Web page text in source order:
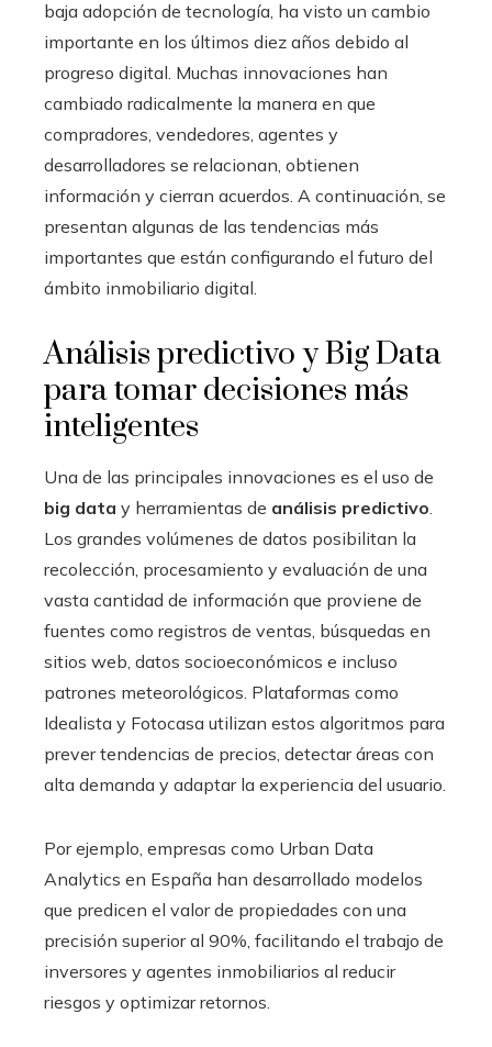
baja adopción de tecnología, ha visto un cambio
importante en los últimos diez años debido al
progreso digital. Muchas innovaciones han
cambiado radicalmente la manera en que
compradores, vendedores, agentes y
desarrolladores se relacionan, obtienen
información y cierran acuerdos. A continuación, se
presentan algunas de las tendencias más
importantes que están configurando el futuro del
ámbito inmobiliario digital.
Análisis predictivo y Big Data
para tomar decisiones más
inteligentes
Una de las principales innovaciones es el uso de
big data y herramientas de análisis predictivo
Los grandes volúmenes de datos posibilitan la
recolección, procesamiento y evaluación de una
vasta cantidad de información que proviene de
fuentes como registros de ventas, búsquedas en
sitios web, datos socioeconómicos e incluso
patrones meteorológicos. Plataformas como
Idealista y Fotocasa utilizan estos algoritmos para
prever tendencias de precios, detectar áreas con
alta demanda y adaptar la experiencia del usuario.
Por ejemplo, empresas como Urban Data
Analytics en España han desarrollado modelos
que predicen el valor de propiedades con una
precisión superior al 90%, facilitando el trabajo de
inversores y agentes inmobiliarios al reducir
riesgos y optimizar retornos.